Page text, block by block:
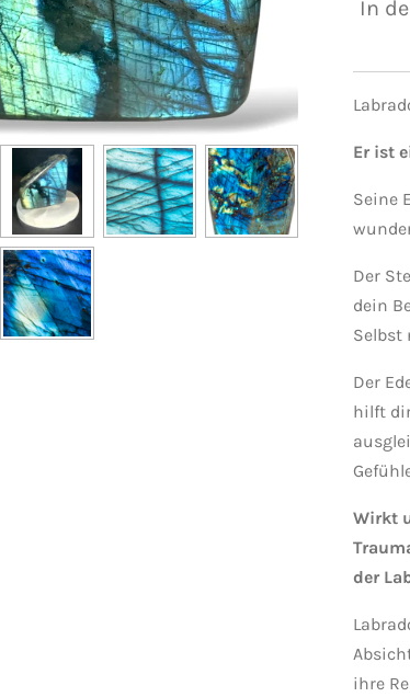
In
Er ist
Seine
Der
dein
Selbst
Der
hilft
Wirkt
der
ihre